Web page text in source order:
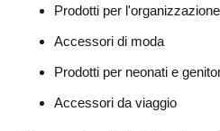
Prodotti per
Accessori di moda
Prodotti per neonati e
Accessori da viaggio